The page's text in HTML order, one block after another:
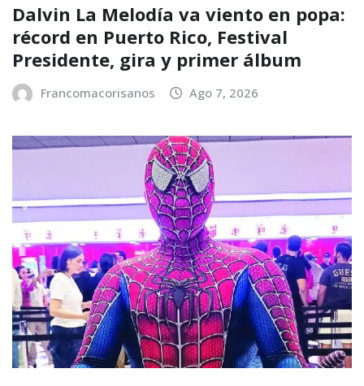
Dalvin La Melodía va viento en popa:
récord en Puerto Rico, Festival
Presidente, gira y primer álbum
Francomacorisanos Ago 7, 2026